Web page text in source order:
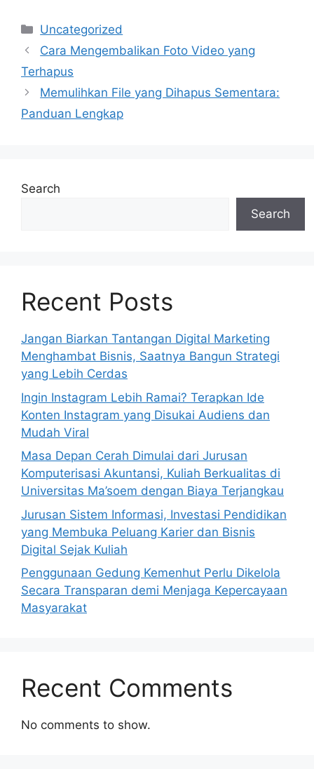
Categories
Uncategorized
Cara Mengembalikan Foto Video yang
Terhapus
Memulihkan File yang Dihapus Sementara:
Panduan Lengkap
Search
Search
Recent Posts
Jangan Biarkan Tantangan Digital Marketing
Menghambat Bisnis, Saatnya Bangun Strategi
yang Lebih Cerdas
Ingin Instagram Lebih Ramai? Terapkan Ide
Konten Instagram yang Disukai Audiens dan
Mudah Viral
Masa Depan Cerah Dimulai dari Jurusan
Komputerisasi Akuntansi, Kuliah Berkualitas di
Universitas Ma’soem dengan Biaya Terjangkau
Jurusan Sistem Informasi, Investasi Pendidikan
yang Membuka Peluang Karier dan Bisnis
Digital Sejak Kuliah
Penggunaan Gedung Kemenhut Perlu Dikelola
Secara Transparan demi Menjaga Kepercayaan
Masyarakat
Recent Comments
No comments to show.